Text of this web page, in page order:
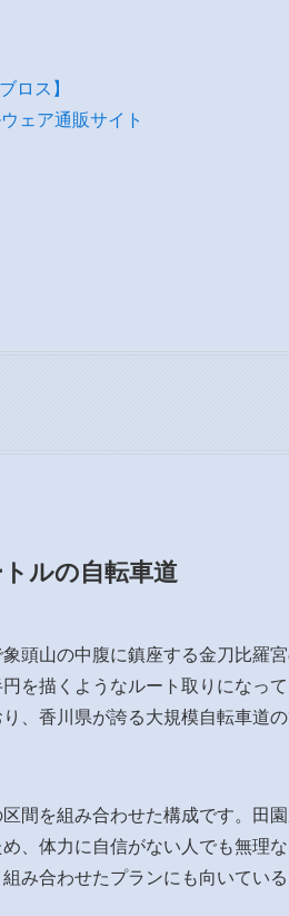
ロス】
ェア通販サイト
ルの自転車道
頭山の中腹に鎮座する金刀比羅
を描くようなルート取りになって
、香川県が誇る大規模自転車道
間を組み合わせた構成です。田
、体力に自信がない人でも無理
み合わせたプランにも向いている